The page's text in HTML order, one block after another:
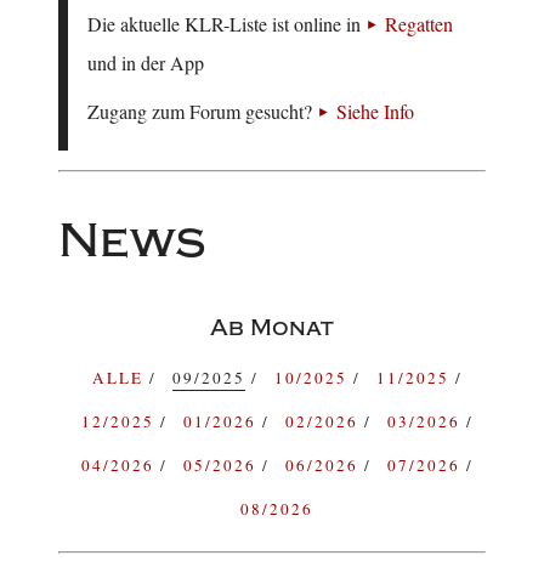
Die aktuelle KLR-Liste ist online in
Regatten
und in der App
Zugang zum Forum gesucht?
Siehe Info
News
Ab Monat
ALLE 09/2025 10/2025
11/2025
12/2025
01/2026 02/2026
03/2026
04/2026
05/2026 06/2026
07/2026
08/2026